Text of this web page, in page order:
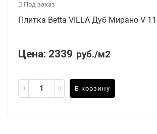
Под заказ
Плитка Betta VILLA Дуб Мирано V
Цена: 2339 руб./м2
В корзину